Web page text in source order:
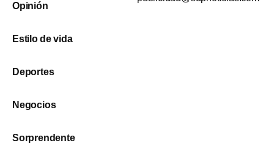
Opinión
Estilo de vida
Deportes
Negocios
Sorprendente